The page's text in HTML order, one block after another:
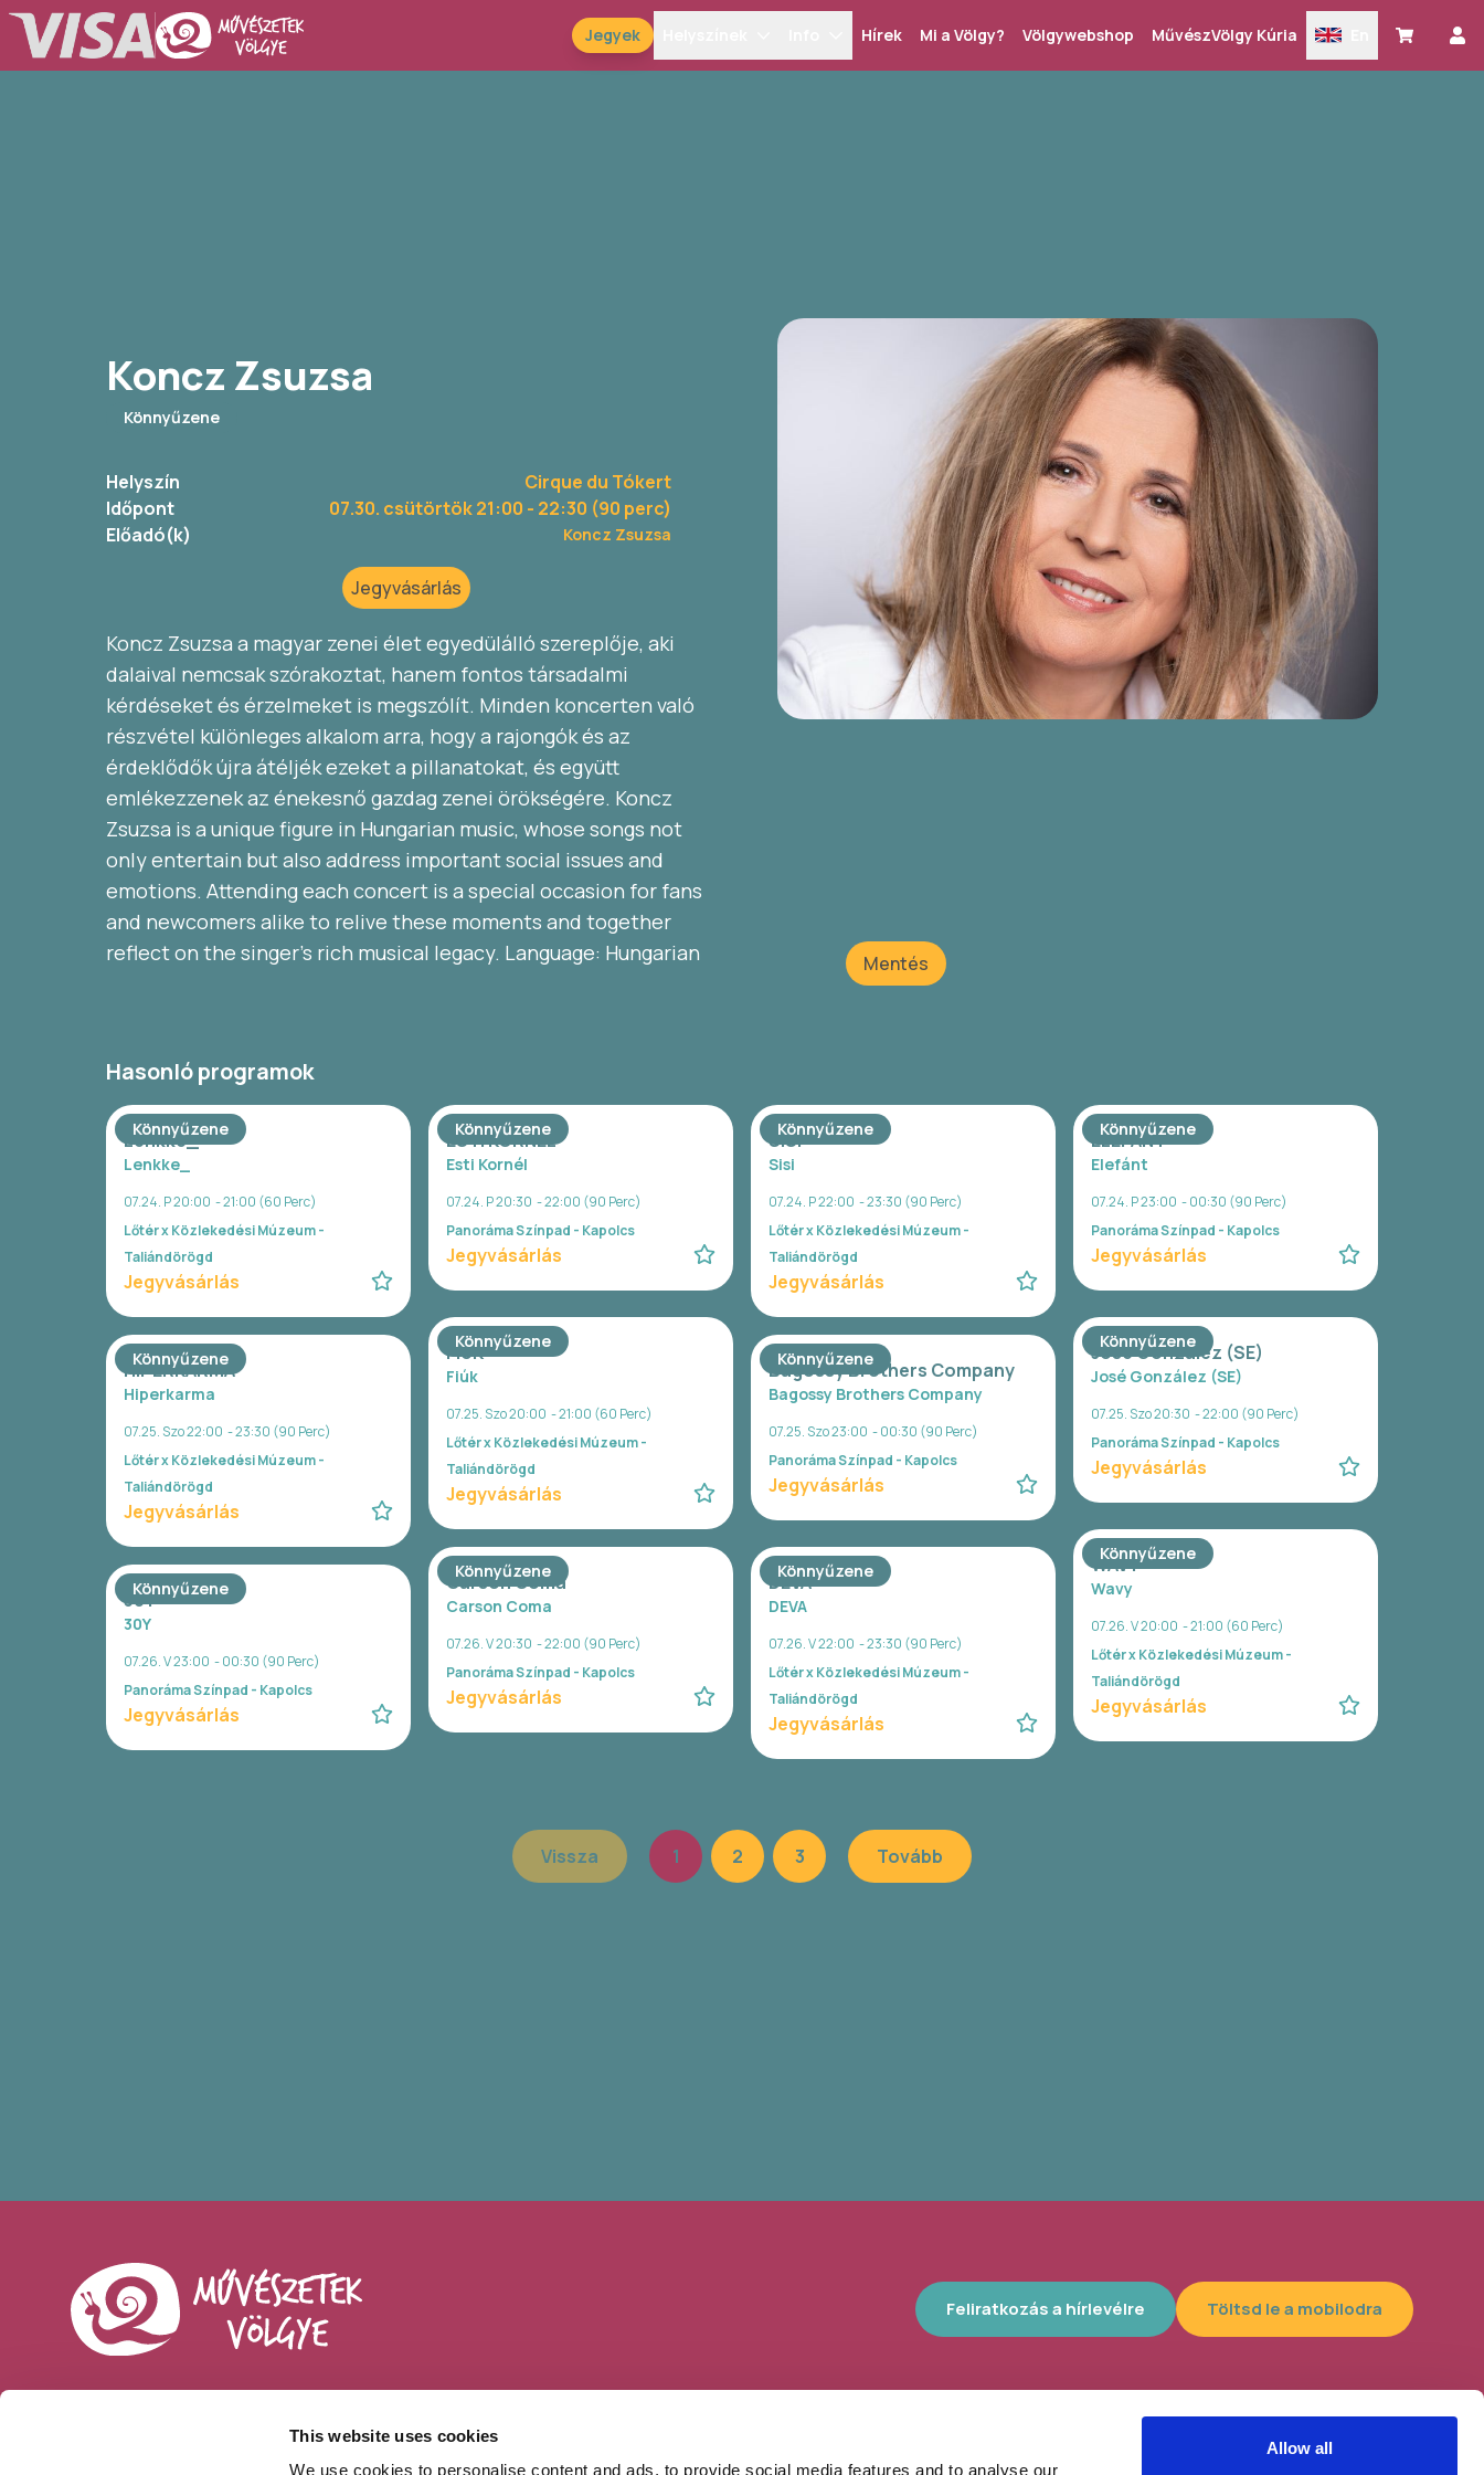
This website uses cookies
We use cookies to personalise content and ads, to provide social media features and to analyse our
Allow all
Jegyek Hírek Mi a Völgy? Völgywebshop MűvészVölgy Kúria
Koncz Zsuzsa
Könnyűzene
Helyszín
Cirque du Tókert
Időpont
07.30. csütörtök 21:00 - 22:30 (90 perc)
Előadó(k)
Koncz Zsuzsa
Jegyvásárlás
Koncz Zsuzsa a magyar zenei élet egyedülálló szereplője, aki
dalaival nemcsak szórakoztat, hanem fontos társadalmi
kérdéseket és érzelmeket is megszólít. Minden koncerten való
részvétel különleges alkalom arra, hogy a rajongók és az
érdeklődők újra átéljék ezeket a pillanatokat, és együtt
emlékezzenek az énekesnő gazdag zenei örökségére. Koncz
Zsuzsa is a unique figure in Hungarian music, whose songs not
only entertain but also address important social issues and
emotions. Attending each concert is a special occasion for fans
and newcomers alike to relive these moments and together
reflect on the singer’s rich musical legacy. Language: Hungarian
Mentés
Hasonló programok
Könnyűzene
Lenkke_
Lenkke_
07.24. P 20:00 - 21:00 (60 Perc)
Lőtér x Közlekedési Múzeum -
Taliándörögd
Jegyvásárlás
Könnyűzene
ESTI KORNÉL
Esti Kornél
07.24. P 20:30 - 22:00 (90 Perc)
Panoráma Színpad - Kapolcs
Jegyvásárlás
Könnyűzene
SISI
Sisi
07.24. P 22:00 - 23:30 (90 Perc)
Lőtér x Közlekedési Múzeum -
Taliándörögd
Jegyvásárlás
Könnyűzene
ELEFÁNT
Elefánt
07.24. P 23:00 - 00:30 (90 Perc)
Panoráma Színpad - Kapolcs
Jegyvásárlás
Könnyűzene
FIÚK
Fiúk
07.25. Szo 20:00 - 21:00 (60 Perc)
Lőtér x Közlekedési Múzeum -
Taliándörögd
Jegyvásárlás
Könnyűzene
José González (SE)
José González (SE)
07.25. Szo 20:30 - 22:00 (90 Perc)
Panoráma Színpad - Kapolcs
Jegyvásárlás
Könnyűzene
HIPERKARMA
Hiperkarma
07.25. Szo 22:00 - 23:30 (90 Perc)
Lőtér x Közlekedési Múzeum -
Taliándörögd
Jegyvásárlás
Könnyűzene
Bagossy Brothers Company
Bagossy Brothers Company
07.25. Szo 23:00 - 00:30 (90 Perc)
Panoráma Színpad - Kapolcs
Jegyvásárlás
Könnyűzene
WAVY
Wavy
07.26. V 20:00 - 21:00 (60 Perc)
Lőtér x Közlekedési Múzeum -
Taliándörögd
Jegyvásárlás
Könnyűzene
Carson Coma
Carson Coma
07.26. V 20:30 - 22:00 (90 Perc)
Panoráma Színpad - Kapolcs
Jegyvásárlás
Könnyűzene
DEVA
DEVA
07.26. V 22:00 - 23:30 (90 Perc)
Lőtér x Közlekedési Múzeum -
Taliándörögd
Jegyvásárlás
Könnyűzene
30Y
30Y
07.26. V 23:00 - 00:30 (90 Perc)
Panoráma Színpad - Kapolcs
Jegyvásárlás
Vissza 1 2 3 Tovább
Feliratkozás a hírlevélre Töltsd le a mobilodra
10 nap, 140 ezer látogató, 40 helyszín, 4300
Helybe visszük az ügyintézést!